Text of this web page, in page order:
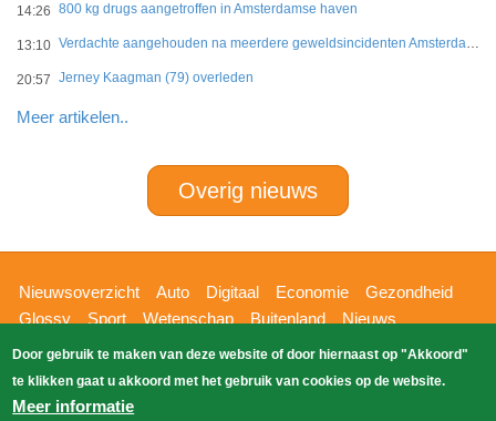
14:26 800 kg drugs aangetroffen in Amsterdamse haven
13:10 Verdachte aangehouden na meerdere geweldsincidenten Amsterdam-West
20:57 Jerney Kaagman (79) overleden
Meer artikelen..
Overig nieuws
Hoofdnavigatie
Nieuwsoverzicht Auto Digitaal Economie
Gezondheid
Glossy
Sport Wetenschap Buitenland
Nieuws
Bizzpress
Blik op 112 Provincies
Weekoverzicht
Zoeken
Copyright Blik Op Nieuws 2026gehost
Door gebruik te maken van deze website of door hiernaast op "Akkoord"
te klikken gaat u akkoord met het gebruik van cookies op de website.
Meer informatie